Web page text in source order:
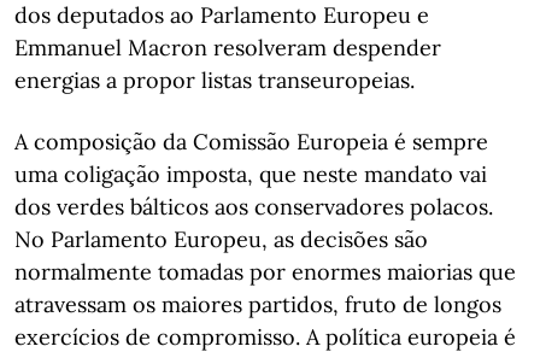
dos deputados ao Parlamento Europeu e
Emmanuel Macron resolveram despender
energias a propor listas transeuropeias.
A composição da Comissão Europeia é sempre
uma coligação imposta, que neste mandato vai
dos verdes bálticos aos conservadores polacos.
No Parlamento Europeu, as decisões são
normalmente tomadas por enormes maiorias que
atravessam os maiores partidos, fruto de longos
exercícios de compromisso. A política europeia é